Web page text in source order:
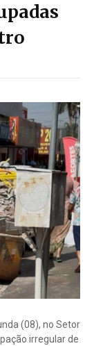
(08), no Setor
irregular de